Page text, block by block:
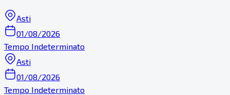
Asti
01/08/2026
Tempo Indeterminato
Asti
01/08/2026
Tempo Indeterminato